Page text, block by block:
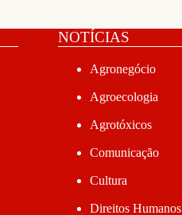
NOTÍCIAS
Agronegócio
Agroecologia
Agrotóxicos
Comunicação
Cultura
Direitos Humanos